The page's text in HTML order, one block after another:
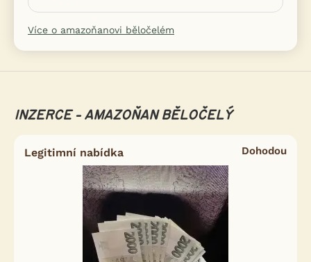
Více o amazoňanovi běločelém
INZERCE - AMAZOŇAN BĚLOČELÝ
Legitimní nabídka Dohodou